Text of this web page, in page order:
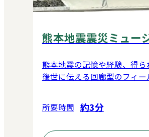
熊本地震震災ミュー
熊本地震の記憶や経験、得
後世に伝える回廊型のフィ
所要時間 約3分